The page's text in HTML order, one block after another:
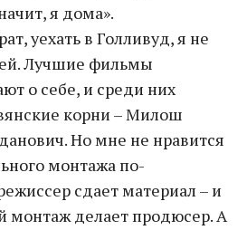
я дома».
уехать в Голливуд, я не
Лучшие фильмы
о себе, и среди них
корни – Милош
Но мне не нравится
монтажа по-
сдает материал – и
монтаж делает продюсер. А